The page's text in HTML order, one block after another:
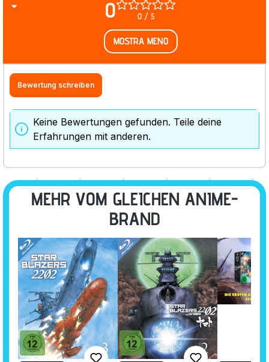
0 0 / 5
MOSTRA MENO
Bewertung schreiben
Keine Bewertungen gefunden. Teile deine
Erfahrungen mit anderen.
MEHR VOM GLEICHEN ANIME-
BRAND